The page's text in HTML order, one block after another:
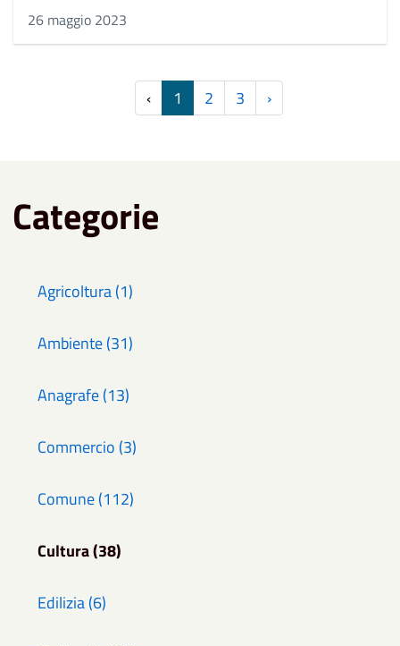
26 maggio 2023
‹ 1 2 3 ›
Categorie
Agricoltura (1)
Ambiente (31)
Anagrafe (13)
Commercio (3)
Comune (112)
Cultura (38)
Edilizia (6)